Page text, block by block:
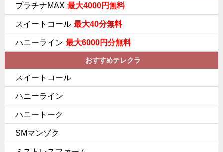
プラチナMAX 最大4000円無料
スイートコール 最大40分無料
ハニーライン 最大6000円分無料
おすすめテレクラ
スイートコール
ハニーライン
ハニートーク
SMマンゾク